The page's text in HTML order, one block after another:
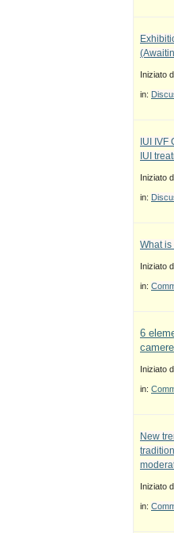
Iniziato
in:
IUI
IUI
Iniziato
in:
What
Iniziato
in:
6
camere
Iniziato
in:
New
Iniziato
in: